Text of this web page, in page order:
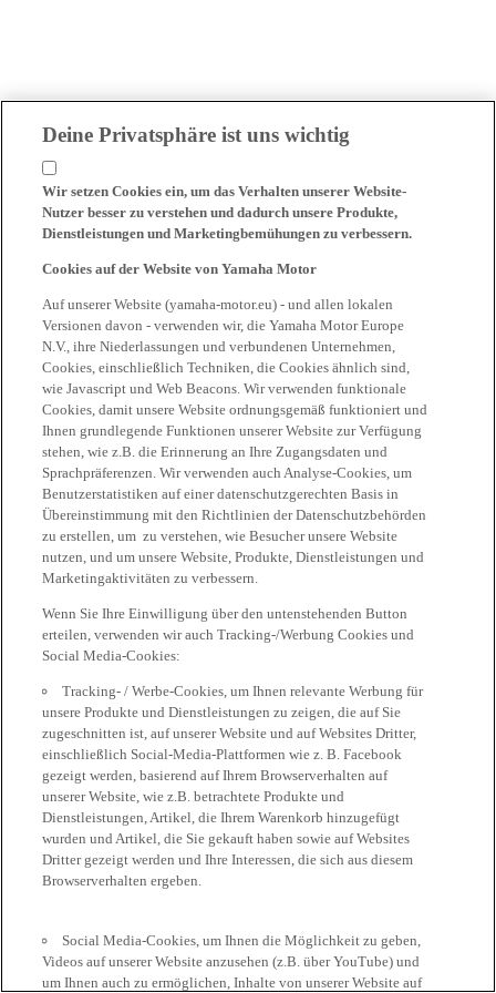
Deine Privatsphäre ist uns wichtig
Wir setzen Cookies ein, um das Verhalten unserer Website-
Nutzer besser zu verstehen und dadurch unsere Produkte,
Dienstleistungen und Marketingbemühungen zu verbessern.
Cookies auf der Website von Yamaha Motor
Auf unserer Website (yamaha-motor.eu) - und allen lokalen
Versionen davon - verwenden wir, die Yamaha Motor Europe
N.V., ihre Niederlassungen und verbundenen Unternehmen,
Cookies, einschließlich Techniken, die Cookies ähnlich sind,
wie Javascript und Web Beacons. Wir verwenden funktionale
Cookies, damit unsere Website ordnungsgemäß funktioniert und
Ihnen grundlegende Funktionen unserer Website zur Verfügung
stehen, wie z.B. die Erinnerung an Ihre Zugangsdaten und
Sprachpräferenzen. Wir verwenden auch Analyse-Cookies, um
Benutzerstatistiken auf einer datenschutzgerechten Basis in
Übereinstimmung mit den Richtlinien der Datenschutzbehörden
zu erstellen, um zu verstehen, wie Besucher unsere Website
nutzen, und um unsere Website, Produkte, Dienstleistungen und
Marketingaktivitäten zu verbessern.
Wenn Sie Ihre Einwilligung über den untenstehenden Button
erteilen, verwenden wir auch Tracking-/Werbung Cookies und
Social Media-Cookies:
Tracking- / Werbe-Cookies, um Ihnen relevante Werbung für
unsere Produkte und Dienstleistungen zu zeigen, die auf Sie
zugeschnitten ist, auf unserer Website und auf Websites Dritter,
einschließlich Social-Media-Plattformen wie z. B. Facebook
gezeigt werden, basierend auf Ihrem Browserverhalten auf
unserer Website, wie z.B. betrachtete Produkte und
Dienstleistungen, Artikel, die Ihrem Warenkorb hinzugefügt
wurden und Artikel, die Sie gekauft haben sowie auf Websites
Dritter gezeigt werden und Ihre Interessen, die sich aus diesem
Browserverhalten ergeben.
Social Media-Cookies, um Ihnen die Möglichkeit zu geben,
Videos auf unserer Website anzusehen (z.B. über YouTube) und
um Ihnen auch zu ermöglichen, Inhalte von unserer Website auf